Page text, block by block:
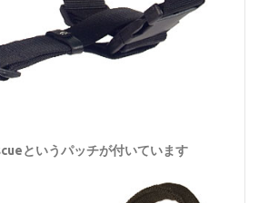
というパッチが付いています